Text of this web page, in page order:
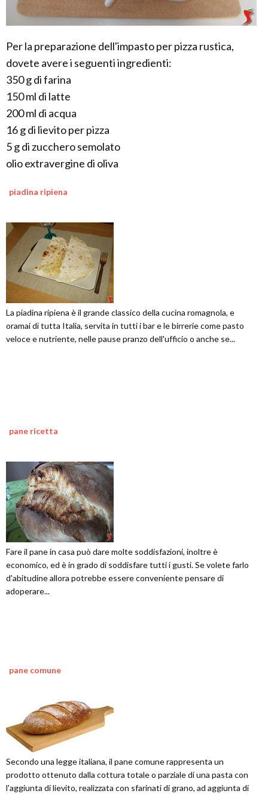
Per la preparazione dell'impasto per pizza rustica,
dovete avere i seguenti ingredienti:
350 g di farina
150 ml di latte
200 ml di acqua
16 g di lievito per pizza
5 g di zucchero semolato
olio extravergine di oliva
piadina ripiena
La piadina ripiena è il grande classico della cucina romagnola, e
oramai di tutta Italia, servita in tutti i bar e le birrerie come pasto
veloce e nutriente, nelle pause pranzo dell'ufficio o anche se...
pane ricetta
Fare il pane in casa può dare molte soddisfazioni, inoltre è
economico, ed è in grado di soddisfare tutti i gusti. Se volete farlo
d'abitudine allora potrebbe essere conveniente pensare di
adoperare...
pane comune
Secondo una legge italiana, il pane comune rappresenta un
prodotto ottenuto dalla cottura totale o parziale di una pasta con
l'aggiunta di lievito, realizzata con sfarinati di grano, ad aggiunta di